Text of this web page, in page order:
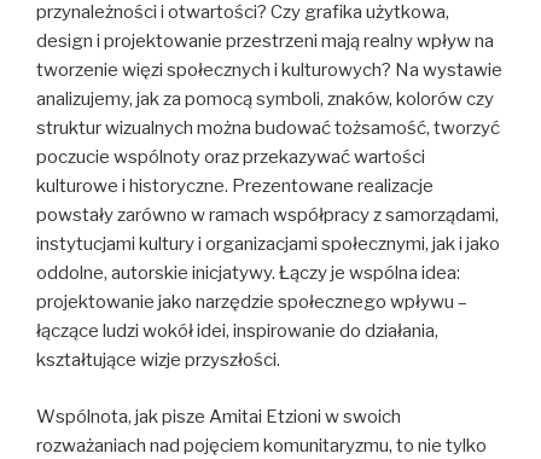
przynależności i otwartości? Czy grafika użytkowa,
design i projektowanie przestrzeni mają realny wpływ na
tworzenie więzi społecznych i kulturowych? Na wystawie
analizujemy, jak za pomocą symboli, znaków, kolorów czy
struktur wizualnych można budować tożsamość, tworzyć
poczucie wspólnoty oraz przekazywać wartości
kulturowe i historyczne. Prezentowane realizacje
powstały zarówno w ramach współpracy z samorządami,
instytucjami kultury i organizacjami społecznymi, jak i jako
oddolne, autorskie inicjatywy. Łączy je wspólna idea:
projektowanie jako narzędzie społecznego wpływu –
łączące ludzi wokół idei, inspirowanie do działania,
kształtujące wizje przyszłości.
Wspólnota, jak pisze Amitai Etzioni w swoich
rozważaniach nad pojęciem komunitaryzmu, to nie tylko